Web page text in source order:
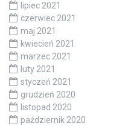
lipiec 2021
czerwiec 2021
maj 2021
kwiecień 2021
marzec 2021
luty 2021
styczeń 2021
grudzień 2020
listopad 2020
październik 2020